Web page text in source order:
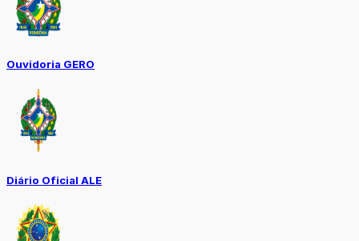
Ouvidoria GERO
Diário Oficial ALE